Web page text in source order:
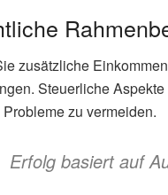
zusätzliche
Steuerliche
zu vermeiden.
Erfolg basiert auf